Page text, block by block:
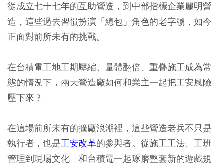
從成立七十七年的互助營造，到中部指標企業麗明營
造，這些過去習慣扮演「總包」角色的老字號，如今
正面對前所未有的挑戰。
在台積電工地工期壓縮、量體翻倍、重疊施工成為常
態的情況下，兩大營造廠如何和業主一起把工安風險
壓下來？
在這場前所未有的擴廠浪潮裡，這些營造老兵不只是
執行者，也是工安改革的參與者。從施工工法、工班
管理到現場文化，和台積電一起琢磨整套新的遊戲規